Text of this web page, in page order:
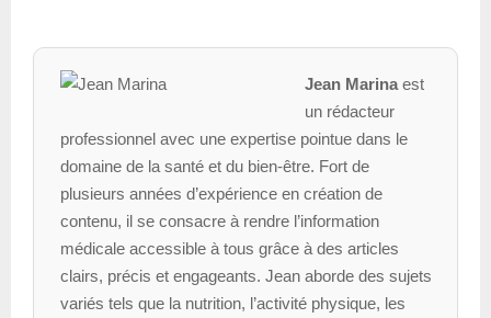
Jean Marinaest
un rédacteur
professionnel avec une expertise pointue dans le
domaine de la santé et du bien-être. Fort de
plusieurs années d’expérience en création de
contenu, il se consacre à rendre l’information
médicale accessible à tous grâce à des articles
clairs, précis et engageants. Jean aborde des sujets
variés tels que la nutrition, l’activité physique, les